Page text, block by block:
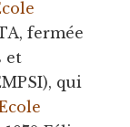
fermée
et
qui